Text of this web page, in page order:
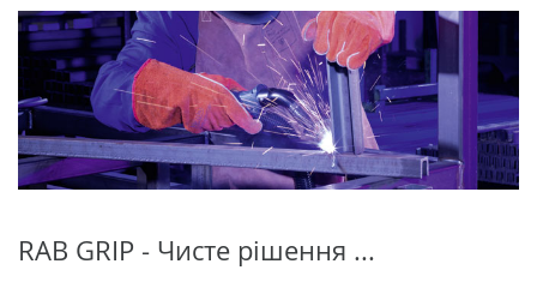
RAB GRIP - Чисте рішення ...